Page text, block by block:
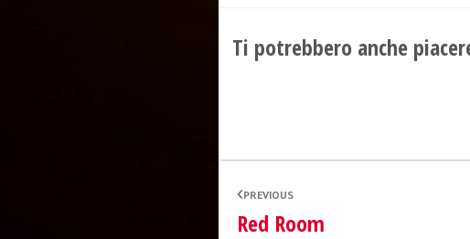
Ti potrebbero anche
PREVIOUS
Red Room